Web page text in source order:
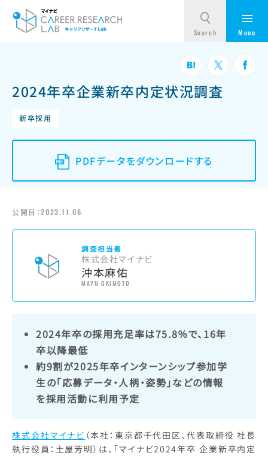
2024年卒企業新卒内定状況調査
新卒採用
PDFデータをダウンロードする
公開日：2023.11.06
調査担当者
株式会社マイナビ
沖本麻佑
MAYU OKIMOTO
2024年卒の採用充足率は75.8％で、16年
卒以降最低
約9割が2025年卒インターンシップ参加学
生の「応募データ・人柄・姿勢」などの情報
を採用活動に利用予定
株式会社マイナビ （本社：東京都千代田区、代表取締役 社長
執行役員：土屋芳明）は、「マイナビ2024年卒 企業新卒内定